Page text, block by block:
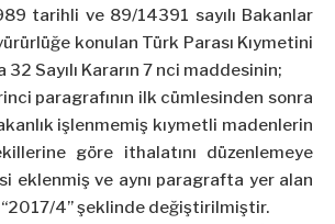
tarihli ve 89/14391 sayılı Bakanlar
konulan Türk Parası Kıymetini
32 Sayılı Kararın 7 nci maddesinin;
paragrafının ilk cümlesinden sonra
işlenmemiş kıymetli madenlerin
göre ithalatını düzenlemeye
eklenmiş ve aynı paragrafta yer alan
4” şeklinde değiştirilmiştir.